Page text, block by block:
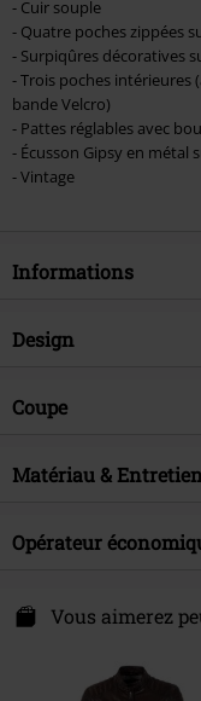
- Cuir souple
- Quatre poches zippées
- Surpiqûres décoratives
- Trois poches intérieures
bande Velcro)
- Pattes réglables avec
- Écusson Gipsy en métal
- Vintage
Informations
Article n°.
Brand
Date de sortie
Design
Catégorie de produit
Détails
Type de fermeture
Couleur
Coupe
Coupe de l'article
Matériau &
Matière extérieure
Doublure
Autre(s) matière(s)
Opérateur
Hahnstr. 8
shop@mauritius.de
Vous aimerez